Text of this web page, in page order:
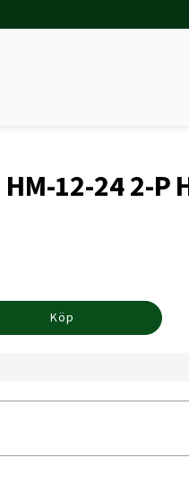
12-24 2-P
Köp